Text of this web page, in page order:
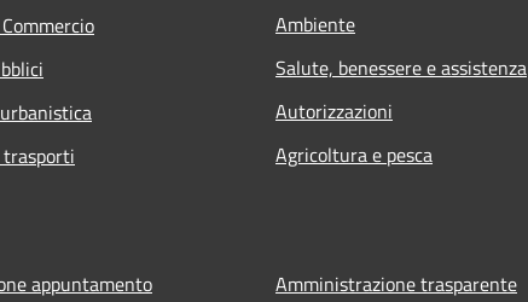
Ambiente
Salute, benessere e assistenza
Autorizzazioni
Agricoltura e pesca
appuntamento
Amministrazione trasparente